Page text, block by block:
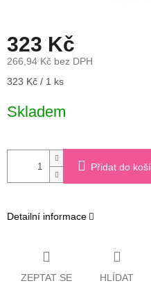
323 Kč
266,94 Kč bez DPH
Měrná
323 Kč / 1 ks
Skladem
Přidat do
Detailní informace
ZEPTAT SE HLÍDAT